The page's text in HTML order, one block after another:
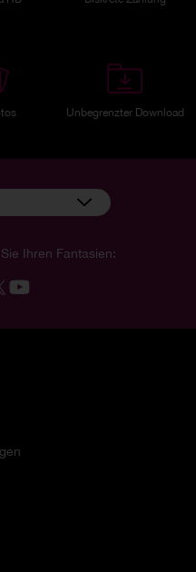
Unbegrenzter Download
Ihren Fantasien: